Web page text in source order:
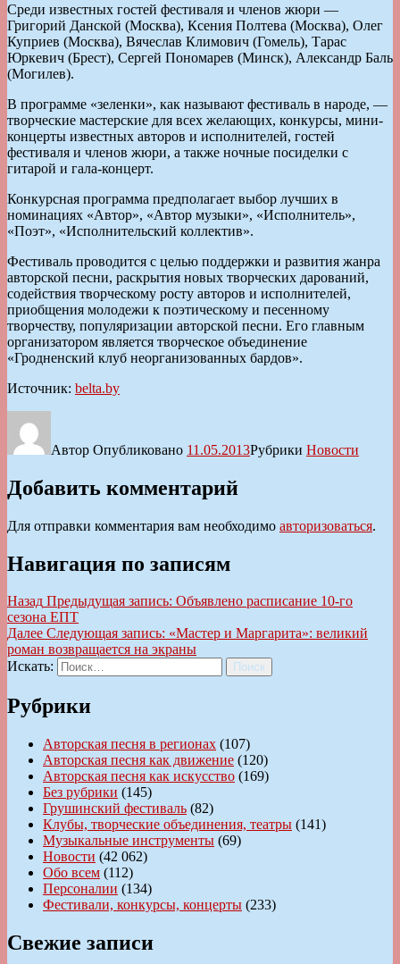
Среди известных гостей фестиваля и членов жюри —
Григорий Данской (Москва), Ксения Полтева (Москва), Олег
Куприев (Москва), Вячеслав Климович (Гомель), Тарас
Юркевич (Брест), Сергей Пономарев (Минск), Александр Баль
(Могилев).
В программе «зеленки», как называют фестиваль в народе, —
творческие мастерские для всех желающих, конкурсы, мини-
концерты известных авторов и исполнителей, гостей
фестиваля и членов жюри, а также ночные посиделки с
гитарой и гала-концерт.
Конкурсная программа предполагает выбор лучших в
номинациях «Автор», «Автор музыки», «Исполнитель»,
«Поэт», «Исполнительский коллектив».
Фестиваль проводится с целью поддержки и развития жанра
авторской песни, раскрытия новых творческих дарований,
содействия творческому росту авторов и исполнителей,
приобщения молодежи к поэтическому и песенному
творчеству, популяризации авторской песни. Его главным
организатором является творческое объединение
«Гродненский клуб неорганизованных бардов».
Источник: belta.by
Автор Опубликовано 11.05.2013Рубрики Новости
Добавить комментарий
Для отправки комментария вам необходимо авторизоваться.
Навигация по записям
Назад Предыдущая запись: Объявлено расписание 10-го
сезона ЕПТ
Далее Следующая запись: «Мастер и Маргарита»: великий
роман возвращается на экраны
Искать:
Поиск
Рубрики
Авторская песня в регионах (107)
Авторская песня как движение (120)
Авторская песня как искусство (169)
Без рубрики (145)
Грушинский фестиваль (82)
Клубы, творческие объединения, театры (141)
Музыкальные инструменты (69)
Новости (42 062)
Обо всем (112)
Персоналии (134)
Фестивали, конкурсы, концерты (233)
Свежие записи